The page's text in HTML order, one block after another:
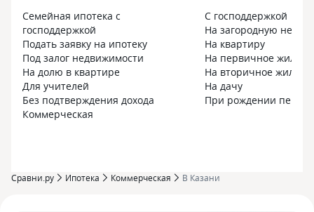
Семейная ипотека с
господдержкой
Подать заявку на ипотеку
Под залог недвижимости
На долю в квартире
Для учителей
Без подтверждения дохода
Коммерческая
С господдержкой
На загородную
На квартиру
На первичное жилье
На вторичное жилье
На дачу
При рождении
Сравни.ру Ипотека Коммерческая В Казани